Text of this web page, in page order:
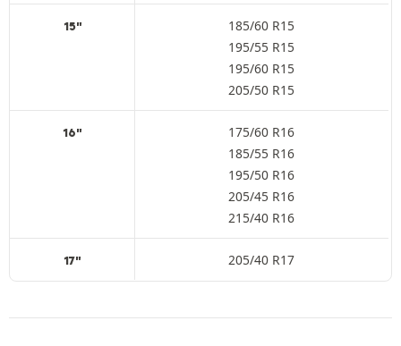
15"
185/60 R15
195/55 R15
195/60 R15
205/50 R15
16"
175/60 R16
185/55 R16
195/50 R16
205/45 R16
215/40 R16
17" 205/40 R17